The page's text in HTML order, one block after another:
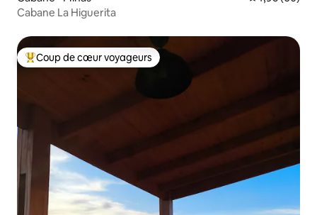
Cabane La Higuerita
Coups de cœur voyageurs les plus appréciés
Coup de cœur voyageurs